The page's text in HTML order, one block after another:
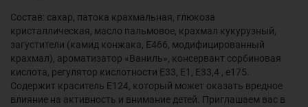
Состав: сахар, патока крахмальная, глюкоза
кристаллическая, масло пальмовое, крахмал кукурузный,
загустители (камид конжака, Е466, модифицированный
крахмал), ароматизатор «Ваниль», консервант сорбиновая
кислота, регулятор кислотности Е33, Е1, Е33,4 , е175.
Содержит краситель Е124, который может оказать вредное
влияние на активность и внимание детей. Приглашаем вас в